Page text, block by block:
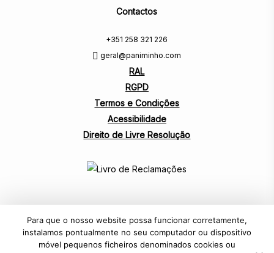
Contactos
+351 258 321 226
geral@paniminho.com
RAL
RGPD
Termos e Condições
Acessibilidade
Direito de Livre Resolução
Para que o nosso website possa funcionar corretamente,
instalamos pontualmente no seu computador ou dispositivo
móvel pequenos ficheiros denominados cookies ou